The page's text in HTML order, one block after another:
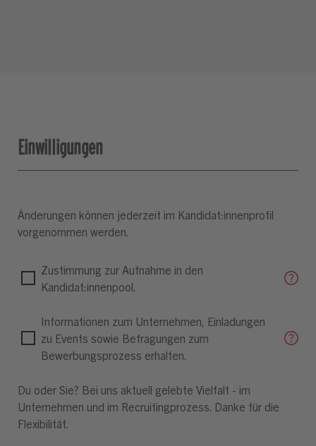
Einwilligungen
Änderungen können jederzeit im Kandidat:innenprofil
vorgenommen werden.
Zustimmung zur Aufnahme in den
Kandidat:innenpool.
Informationen zum Unternehmen, Einladungen
zu Events sowie Befragungen zum
Bewerbungsprozess erhalten.
Du oder Sie? Bei uns aktuell gelebte Vielfalt - im
Unternehmen und im Recruitingprozess. Danke für die
Flexibilität.